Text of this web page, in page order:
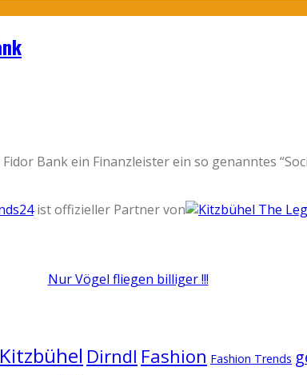
Bank ein Finanzleister ein so genanntes
ist offizieller Partner von
Nur Vögel fliegen billiger !!!
Dirndl Fashion Fashion Trends